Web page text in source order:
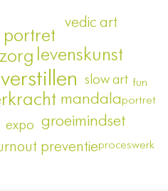
portret
levenskunst
mandala
groeimindset
preventie
vedic art
slow art
expo
proceswerk
portret
fun